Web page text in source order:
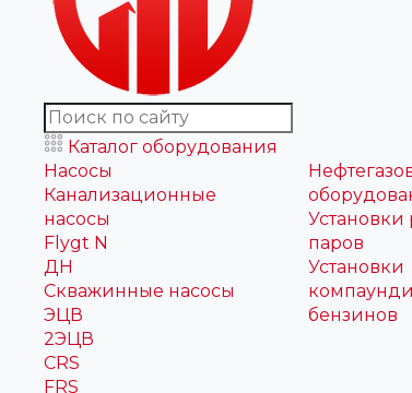
Каталог оборудования
Насосы
Канализационные
насосы
Flygt N
ДН
Скважинные насосы
ЭЦВ
2ЭЦВ
CRS
FRS
паров
Установки
бензинов